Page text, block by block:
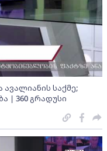
საქმე;
| 360 გრადუსი